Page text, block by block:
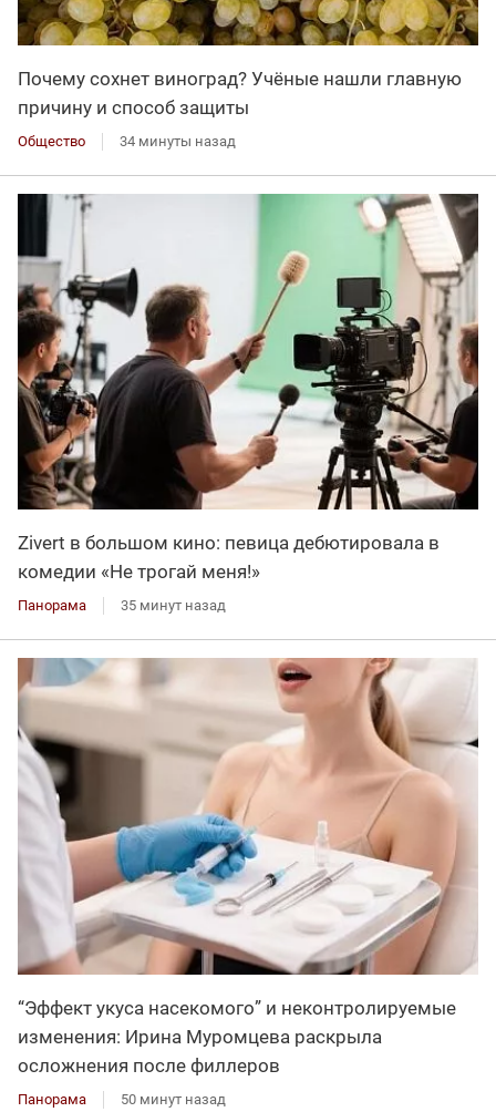
Почему сохнет виноград? Учёные нашли главную
причину и способ защиты
Общество 34 минуты назад
Zivert в большом кино: певица дебютировала в
комедии «Не трогай меня!»
Панорама 35 минут назад
“Эффект укуса насекомого” и неконтролируемые
изменения: Ирина Муромцева раскрыла
осложнения после филлеров
Панорама 50 минут назад